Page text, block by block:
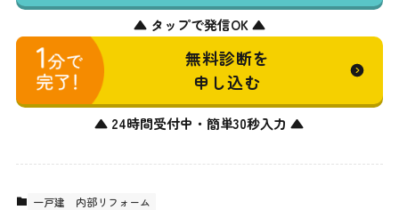
▲ タップで発信OK ▲
無料診断を
申し込む
▲ 24時間受付中・簡単30秒入力 ▲
一戸建 内部リフォーム